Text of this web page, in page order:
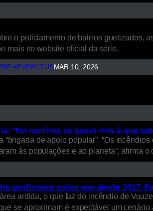
o policiamento de bairros guetizados,
mais no website oficial da série.
#EXPECTUSMAR 10, 2026
“Foi horrível, só quem vive é que
de apoio popular”. “Os
às populações e ao planeta”, afirma o
confirmam o pior ano desde 2017:
ardida, o que faz do incêndio de
se aproximam é expectável um